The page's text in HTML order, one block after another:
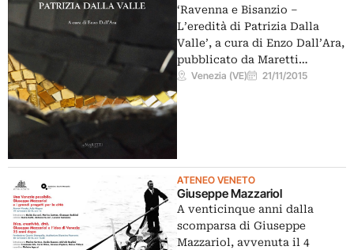
‘Ravenna e Bisanzio –
L’eredità di Patrizia Dalla
Valle’, a cura di Enzo Dall’Ara,
pubblicato da Maretti…
Venezia (VE) 21/11/2015
ATENEO VENETO
Giuseppe Mazzariol
A venticinque anni dalla
scomparsa di Giuseppe
Mazzariol, avvenuta il 4